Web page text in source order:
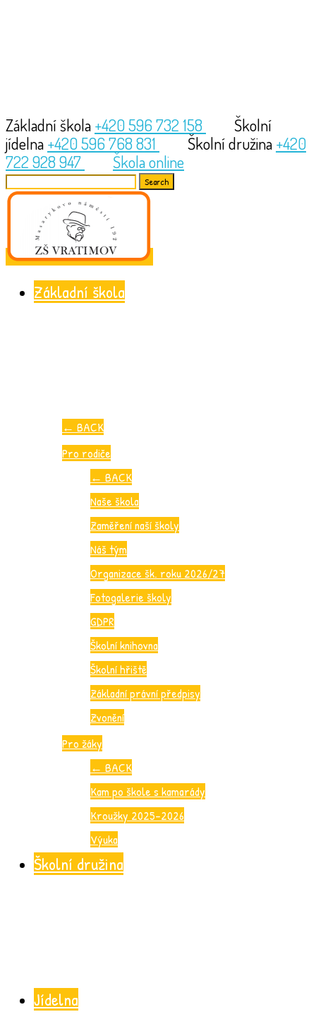
Základní škola +420 596 732 158
Školní
jídelna +420 596 768 831 Školní družina +420
722 928 947
Škola online
Search
for:
Základní škola
← BACK
Pro rodiče
← BACK
Naše škola
Zaměření naší školy
Náš tým
Organizace šk. roku 2026/27
Fotogalerie školy
GDPR
Školní knihovna
Školní hřiště
Základní právní předpisy
Zvonění
Pro žáky
← BACK
Kam po škole s kamarády
Kroužky 2025-2026
Výuka
Školní družina
Jídelna